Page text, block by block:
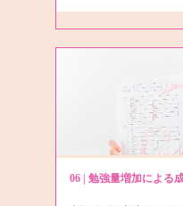
06 | 勉強量増加による